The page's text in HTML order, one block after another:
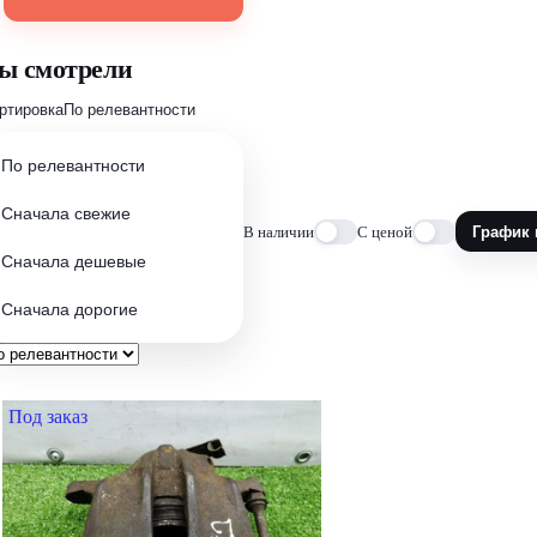
смотрели
По релевантности
По релевантности
Сначала свежие
Сначала дешевые
Сначала дорогие
В наличии С ценой График
Под заказ